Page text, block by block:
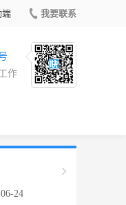
端 我要联系
作
24